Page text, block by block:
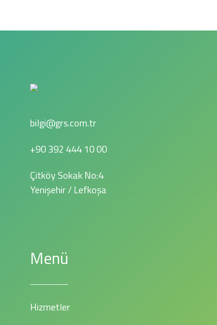
bilgi@grs.com.tr
+90 392 444 10 00
Çitköy Sokak No:4
Yenişehir / Lefkoşa
Menü
Hizmetler